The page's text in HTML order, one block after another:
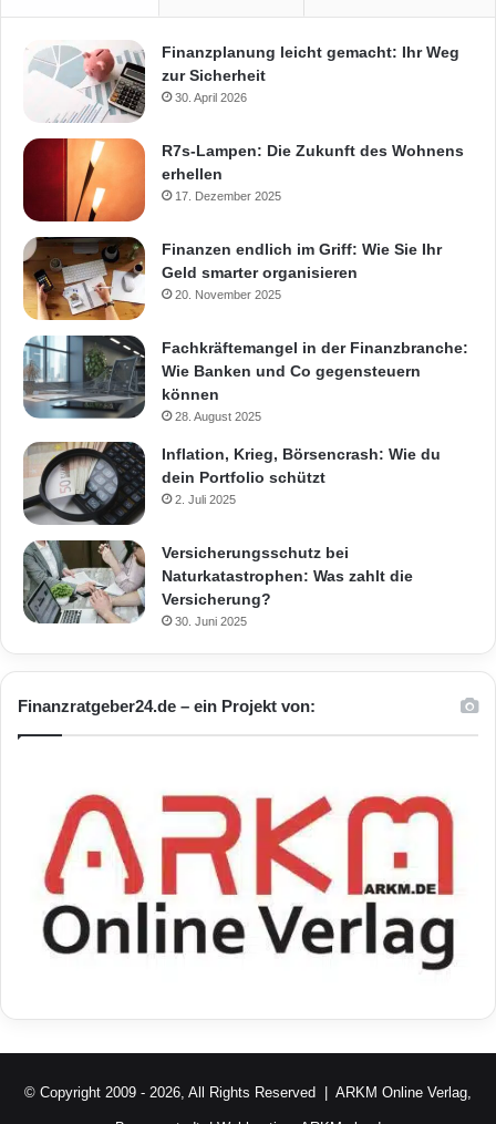
Finanzplanung leicht gemacht: Ihr Weg
zur Sicherheit
30. April 2026
R7s-Lampen: Die Zukunft des Wohnens
erhellen
17. Dezember 2025
Finanzen endlich im Griff: Wie Sie Ihr
Geld smarter organisieren
20. November 2025
Fachkräftemangel in der Finanzbranche:
Wie Banken und Co gegensteuern
können
28. August 2025
Inflation, Krieg, Börsencrash: Wie du
dein Portfolio schützt
2. Juli 2025
Versicherungsschutz bei
Naturkatastrophen: Was zahlt die
Versicherung?
30. Juni 2025
Finanzratgeber24.de – ein Projekt von:
© Copyright 2009 - 2026, All Rights Reserved | ARKM Online Verlag,